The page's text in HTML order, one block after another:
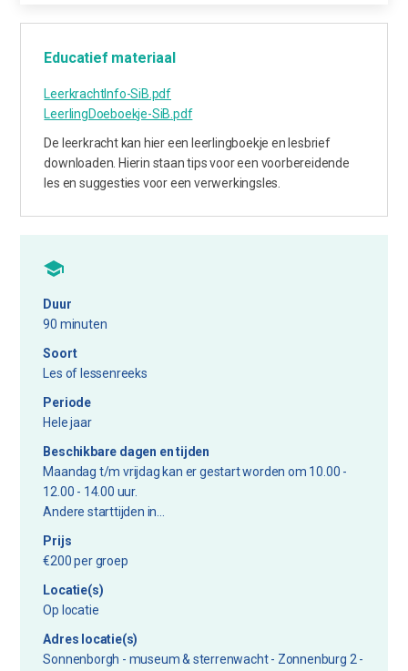
Educatief materiaal
LeerkrachtInfo-SiB.pdf
LeerlingDoeboekje-SiB.pdf
De leerkracht kan hier een leerlingboekje en lesbrief
downloaden. Hierin staan tips voor een voorbereidende
les en suggesties voor een verwerkingsles.
Duur
90 minuten
Soort
Les of lessenreeks
Periode
Hele jaar
Beschikbare dagen en tijden
Maandag t/m vrijdag kan er gestart worden om 10.00 -
12.00 - 14.00 uur.
Andere starttijden in...
Prijs
€200 per groep
Locatie(s)
Op locatie
Adres locatie(s)
Sonnenborgh - museum & sterrenwacht - Zonnenburg 2 -